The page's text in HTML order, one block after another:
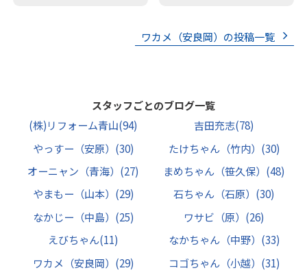
ワカメ（安良岡）の投稿一覧
スタッフごとのブログ一覧
(株)リフォーム青山(94) 吉田充志(78)
やっすー（安原） (30) たけちゃん（竹内） (30)
オーニャン（青海） (27) まめちゃん（笹久保） (48)
やまもー（山本） (29) 石ちゃん（石原） (30)
なかじー（中島） (25) ワサビ（原） (26)
えびちゃん(11) なかちゃん（中野） (33)
ワカメ（安良岡） (29) コゴちゃん（小越） (31)